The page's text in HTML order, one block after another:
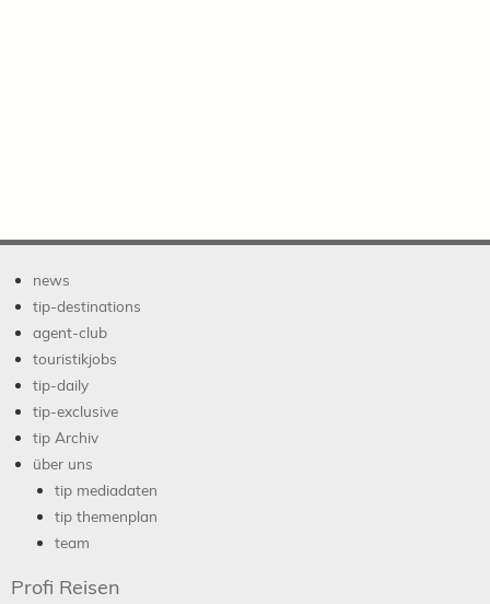
news
tip-destinations
agent-club
touristikjobs
tip-daily
tip-exclusive
tip Archiv
über uns
tip mediadaten
tip themenplan
team
Profi Reisen